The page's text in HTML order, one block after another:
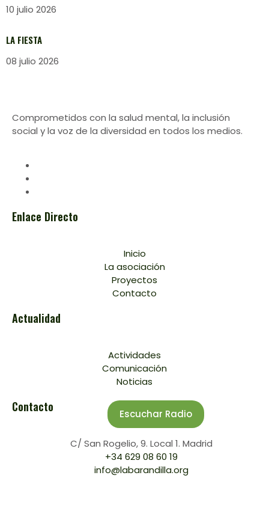
10 julio 2026
LA FIESTA
08 julio 2026
Comprometidos con la salud mental, la inclusión
social y la voz de la diversidad en todos los medios.
Enlace Directo
Inicio
La asociación
Proyectos
Contacto
Actualidad
Actividades
Comunicación
Noticias
Contacto
C/ San Rogelio, 9. Local 1. Madrid
+34 629 08 60 19
info@labarandilla.org
Escuchar Radio